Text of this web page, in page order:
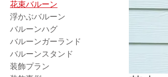
花束バルーン
浮かぶバルーン
バルーンハグ
バルーンガーランド
バルーンスタンド
装飾プラン